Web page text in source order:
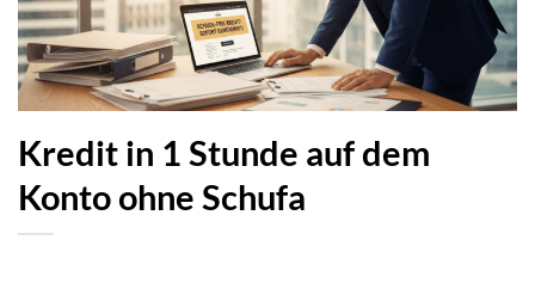
Kredit in 1 Stunde auf dem
Konto ohne Schufa